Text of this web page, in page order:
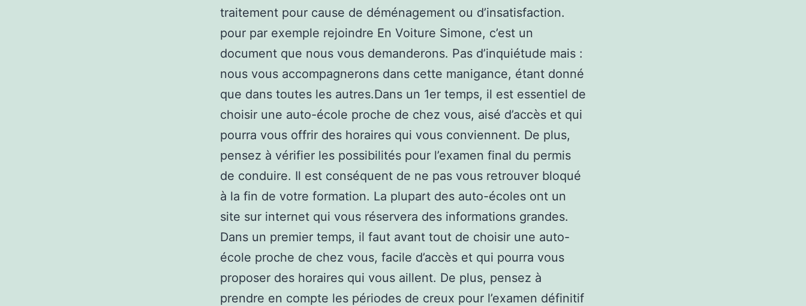
traitement pour cause de déménagement ou d’insatisfaction.
pour par exemple rejoindre En Voiture Simone, c’est un
document que nous vous demanderons. Pas d’inquiétude mais :
nous vous accompagnerons dans cette manigance, étant donné
que dans toutes les autres.Dans un 1er temps, il est essentiel de
choisir une auto-école proche de chez vous, aisé d’accès et qui
pourra vous offrir des horaires qui vous conviennent. De plus,
pensez à vérifier les possibilités pour l’examen final du permis
de conduire. Il est conséquent de ne pas vous retrouver bloqué
à la fin de votre formation. La plupart des auto-écoles ont un
site sur internet qui vous réservera des informations grandes.
Dans un premier temps, il faut avant tout de choisir une auto-
école proche de chez vous, facile d’accès et qui pourra vous
proposer des horaires qui vous aillent. De plus, pensez à
prendre en compte les périodes de creux pour l’examen définitif